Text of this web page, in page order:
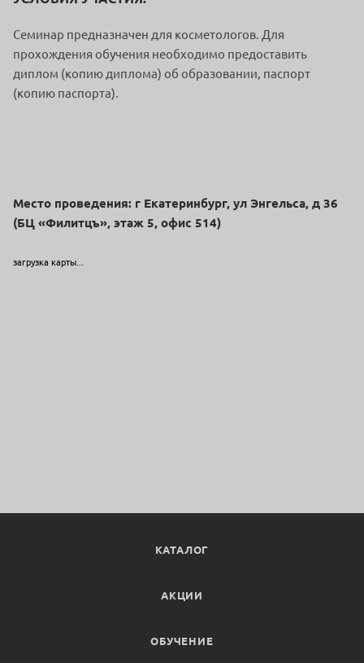
Семинар предназначен для косметологов. Для
прохождения обучения необходимо предоставить
диплом (копию диплома) об образовании, паспорт
(копию паспорта).
Место проведения: г Екатеринбург, ул Энгельса, д 36
(БЦ «Филитцъ», этаж 5, офис 514)
загрузка карты...
КАТАЛОГ
АКЦИИ
ОБУЧЕНИЕ